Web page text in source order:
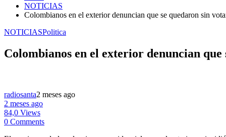
NOTICIAS
Colombianos en el exterior denuncian que se quedaron sin
NOTICIASPolitica
Colombianos en el exterior denuncian
radiosanta2 meses ago
2 meses ago
84,0 Views
0 Comments